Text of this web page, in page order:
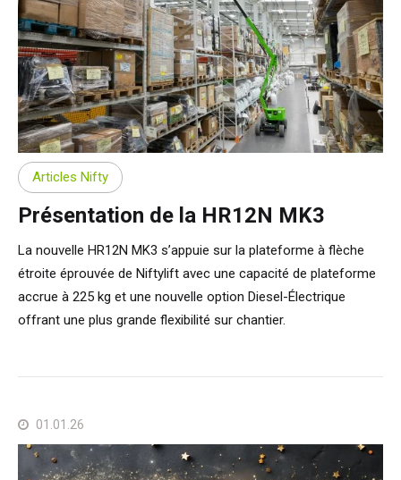
Articles Nifty
Présentation de la HR12N MK3
La nouvelle HR12N MK3 s’appuie sur la plateforme à flèche
étroite éprouvée de Niftylift avec une capacité de plateforme
accrue à 225 kg et une nouvelle option Diesel-Électrique
offrant une plus grande flexibilité sur chantier.
01.01.26